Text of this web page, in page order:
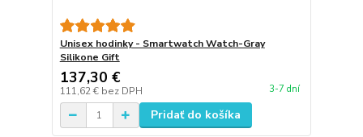
Unisex hodinky - Smartwatch Watch-Gray
Silikone Gift
137,30 €
111,62 € bez DPH 3-7 dní
Pridať do košíka